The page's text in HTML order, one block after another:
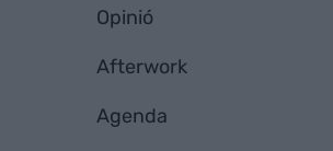
Opinió
Afterwork
Agenda